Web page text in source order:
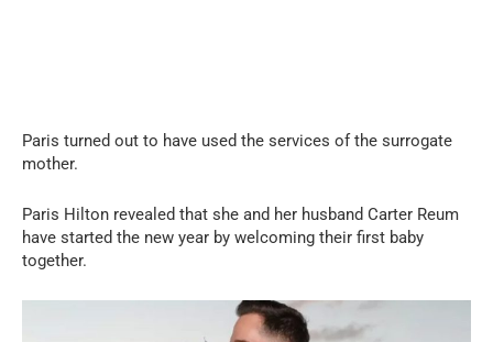
Paris turned out to have used the services of the surrogate
mother.
Paris Hilton revealed that she and her husband Carter Reum
have started the new year by welcoming their first baby
together.